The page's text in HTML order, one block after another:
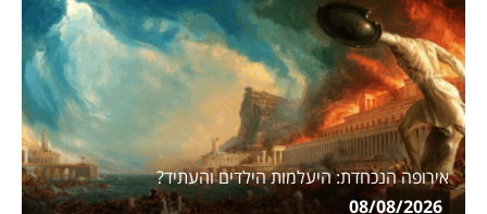
אירופה הנכחדת: היעלמות הילדים והעתיד?